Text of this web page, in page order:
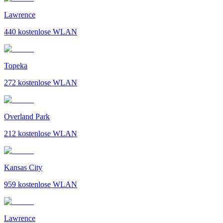
Lawrence
440 kostenlose WLAN
Topeka
272 kostenlose WLAN
Overland Park
212 kostenlose WLAN
Kansas City
959 kostenlose WLAN
Lawrence